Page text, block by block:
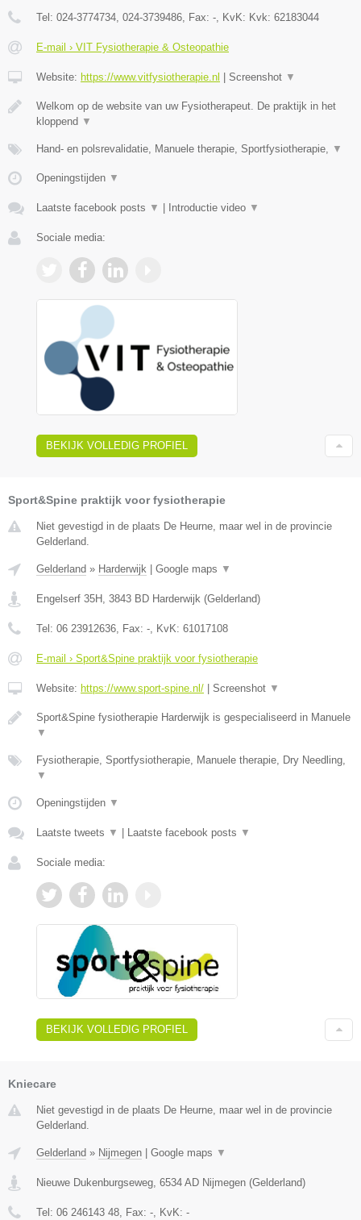
Tel: 024-3774734, 024-3739486 , Fax: - , KvK: Kvk: 62183044
E-mail › VIT Fysiotherapie & Osteopathie
Website: https://www.vitfysiotherapie.nl Screenshot ▼
Welkom op de website van uw Fysiotherapeut. De praktijk in het
kloppend ▼
Hand- en polsrevalidatie, Manuele therapie, Sportfysiotherapie, ▼
Openingstijden ▼
Laatste facebook posts ▼ Introductie video ▼
Sociale media:
BEKIJK VOLLEDIG PROFIEL
Sport&Spine praktijk voor fysiotherapie
Niet gevestigd in de plaats De Heurne, maar wel in de provincie
Gelderland.
Gelderland » Harderwijk | Google maps ▼
Engelserf 35H 3843 BD Harderwijk (Gelderland)
Tel: 06 23912636 , Fax: - , KvK: 61017108
E-mail › Sport&Spine praktijk voor fysiotherapie
Website: https://www.sport-spine.nl/ | Screenshot ▼
Sport&Spine fysiotherapie Harderwijk is gespecialiseerd in Manuele
▼
Fysiotherapie, Sportfysiotherapie, Manuele therapie, Dry Needling,
▼
Openingstijden ▼
Laatste tweets ▼ | Laatste facebook posts ▼
Sociale media:
BEKIJK VOLLEDIG PROFIEL
Kniecare
Niet gevestigd in de plaats De Heurne, maar wel in de provincie
Gelderland.
Gelderland » Nijmegen Google maps ▼
Nieuwe Dukenburgseweg 6534 AD Nijmegen (Gelderland)
Tel: 06 246143 48 , Fax: - , KvK: -